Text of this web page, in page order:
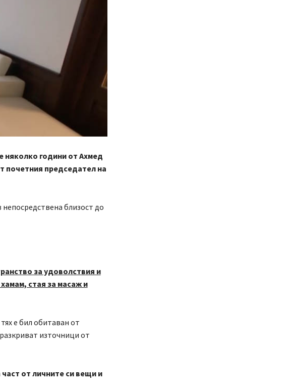
няколко години от Ахмед
почетния председател на
близост до
за удоволствия и
стая за масаж и
е бил обитаван от
източници от
от личните си вещи и